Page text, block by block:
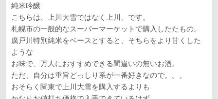
純米吟醸
こちらは、上川大雪ではなく上川、です。
札幌市の一般的なスーパーマーケットで購入したたもの。
廣戸川特別純米をベースとすると、そちらをより甘くした
ような
お味で、万人におすすめできる間違いの無いお酒。
ただ、自分は重旨どっしり系が一番好きなので。。。
おそらく関東で上川大雪を購入するよりも